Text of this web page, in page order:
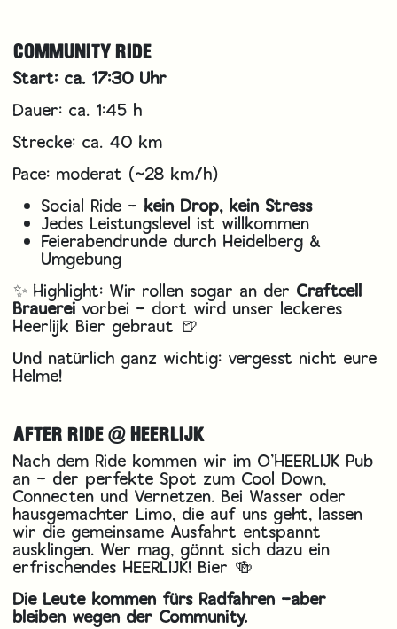
COMMUNITY RIDE
Start: ca. 17:30 Uhr
Dauer: ca. 1:45 h
Strecke: ca. 40 km
Pace: moderat (~28 km/h)
Social Ride – kein Drop, kein Stress
Jedes Leistungslevel ist willkommen
Feierabendrunde durch Heidelberg &
Umgebung
✨ Highlight: Wir rollen sogar an der Craftcell
Brauereivorbei – dort wird unser leckeres
Heerlijk Bier gebraut 🍺
Und natürlich ganz wichtig: vergesst nicht eure
Helme!
AFTER RIDE @ HEERLIJK
Nach dem Ride kommen wir im O’HEERLIJK Pub
an – der perfekte Spot zum Cool Down,
Connecten und Vernetzen. Bei Wasser oder
hausgemachter Limo, die auf uns geht, lassen
wir die gemeinsame Ausfahrt entspannt
ausklingen. Wer mag, gönnt sich dazu ein
erfrischendes HEERLIJK! Bier 🍻
Die Leute kommen fürs Radfahren –aber
bleiben wegen der Community.